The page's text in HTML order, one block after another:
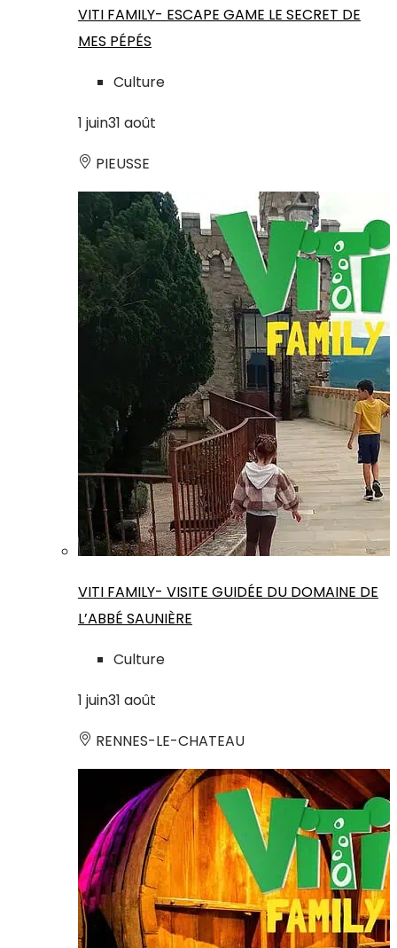
VITI FAMILY- ESCAPE GAME LE SECRET DE
MES PÉPÉS
Culture
1 juin31 août
PIEUSSE
VITI FAMILY- VISITE GUIDÉE DU DOMAINE DE
L’ABBÉ SAUNIÈRE
Culture
1 juin31 août
RENNES-LE-CHATEAU